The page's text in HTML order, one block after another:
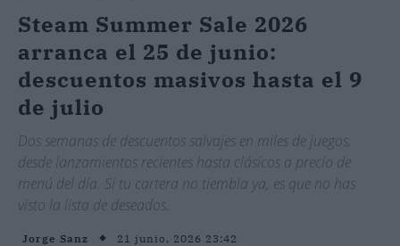
Steam Summer Sale 2026
arranca el 25 de junio:
descuentos masivos hasta el 9
de julio
Dos semanas de descuentos salvajes en miles de juegos,
desde lanzamientos recientes hasta clásicos a precio de
menú del día. Si tu cartera no tiembla ya, es que no has
visto la lista de deseados.
Jorge Sanz 21 junio, 2026 23:42